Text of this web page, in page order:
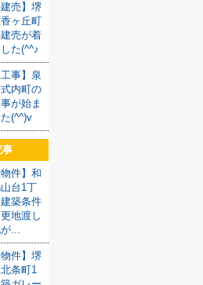
建売】堺
ヶ丘町
売が着
た(^^♪
工事】泉
内町の
が始ま
(^^)v
事
物件】和
台1丁
築条件
地渡し
...
物件】堺
条町1